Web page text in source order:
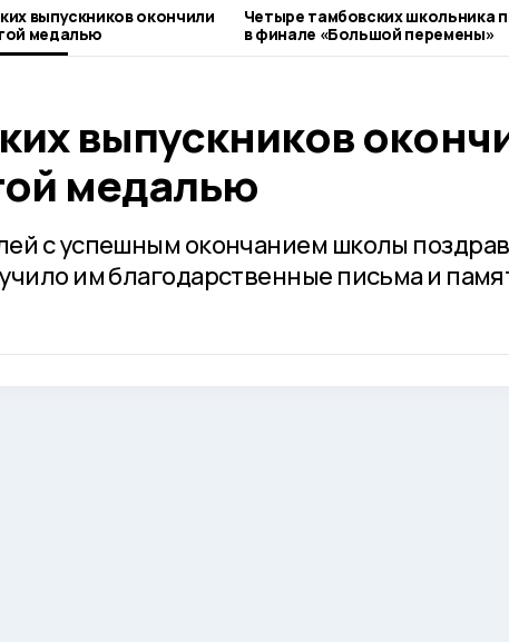
выпускников окончили
медалью
Четыре тамбовских школьника
в финале «Большой перемены»
выпускников
медалью
с успешным окончанием школы
им благодарственные письма и